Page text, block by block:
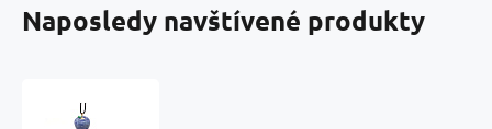
Naposledy navštívené produkty